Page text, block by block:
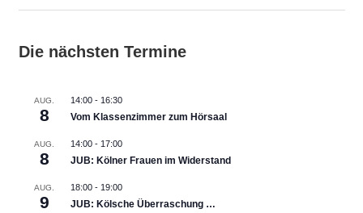
Die nächsten Termine
AUG.
8
14:00- 16:30
Vom Klassenzimmer zum Hörsaal
AUG.
8
14:00- 17:00
JUB: Kölner Frauen im Widerstand
AUG.
9
18:00- 19:00
JUB: Kölsche Überraschung …